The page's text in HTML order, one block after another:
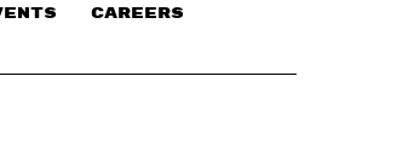
CAREERS